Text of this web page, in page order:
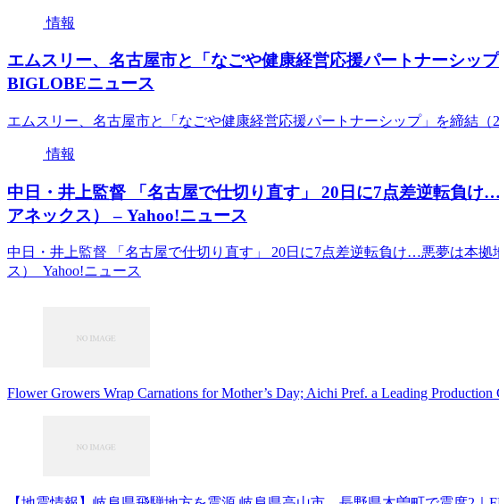
情報
エムスリー、名古屋市と「なごや健康経営応援パートナーシッ
BIGLOBEニュース
エムスリー、名古屋市と「なごや健康経営応援パートナーシップ」を締結（
情報
中日・井上監督 「名古屋で仕切り直す」 20日に7点差逆転負
アネックス） – Yahoo!ニュース
中日・井上監督 「名古屋で仕切り直す」 20日に7点差逆転負け…悪夢は本拠
ス） Yahoo!ニュース
Flower Growers Wrap Carnations for Mother’s Day; Aichi Pref. a Leading Production